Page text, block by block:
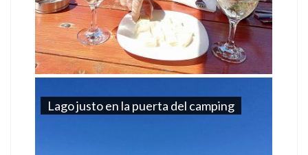
Lago justo en la puerta del camping